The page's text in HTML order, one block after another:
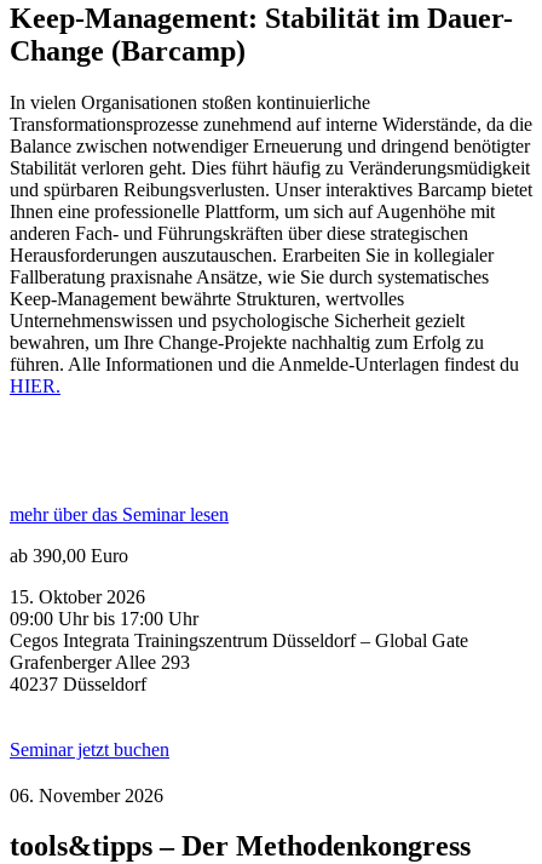
Keep-Management: Stabilität im Dauer-
Change (Barcamp)
In vielen Organisationen stoßen kontinuierliche
Transformationsprozesse zunehmend auf interne Widerstände, da die
Balance zwischen notwendiger Erneuerung und dringend benötigter
Stabilität verloren geht. Dies führt häufig zu Veränderungsmüdigkeit
und spürbaren Reibungsverlusten. Unser interaktives Barcamp bietet
Ihnen eine professionelle Plattform, um sich auf Augenhöhe mit
anderen Fach- und Führungskräften über diese strategischen
Herausforderungen auszutauschen. Erarbeiten Sie in kollegialer
Fallberatung praxisnahe Ansätze, wie Sie durch systematisches
Keep-Management bewährte Strukturen, wertvolles
Unternehmenswissen und psychologische Sicherheit gezielt
bewahren, um Ihre Change-Projekte nachhaltig zum Erfolg zu
führen. Alle Informationen und die Anmelde-Unterlagen findest du
HIER.
mehr über das Seminar lesen
ab 390,00 Euro
15. Oktober 2026
09:00 Uhr bis 17:00 Uhr
Cegos Integrata Trainingszentrum Düsseldorf – Global Gate
Grafenberger Allee 293
40237 Düsseldorf
Seminar jetzt buchen
06. November 2026
tools&tipps – Der Methodenkongress